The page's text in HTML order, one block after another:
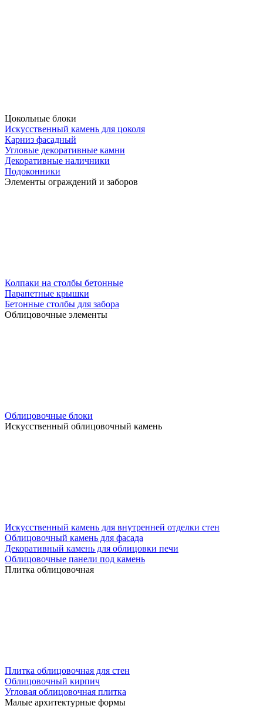
Цокольные блоки
Искусственный камень для цоколя
Карниз фасадный
Угловые декоративные камни
Декоративные наличники
Подоконники
Элементы ограждений и заборов
Колпаки на столбы бетонные
Парапетные крышки
Бетонные столбы для забора
Облицовочные элементы
Облицовочные блоки
Искусственный облицовочный камень
Искусственный камень для внутренней отделки стен
Облицовочный камень для фасада
Декоративный камень для облицовки печи
Облицовочные панели под камень
Плитка облицовочная
Плитка облицовочная для стен
Облицовочный кирпич
Угловая облицовочная плитка
Малые архитектурные формы